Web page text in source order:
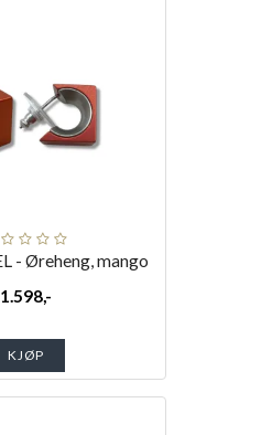
- Øreheng, mango
1.598,-
KJØP